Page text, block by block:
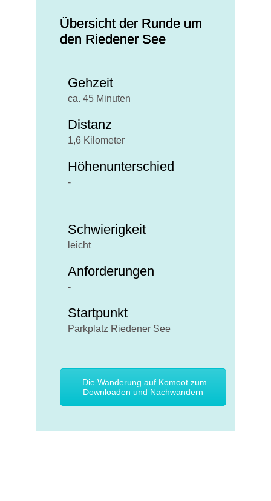
Übersicht der Runde um
den Riedener See
Gehzeit
ca. 45 Minuten
Distanz
1,6 Kilometer
Höhenunterschied
-
Schwierigkeit
leicht
Anforderungen
-
Startpunkt
Parkplatz Riedener See
Die Wanderung auf Komoot zum
Downloaden und Nachwandern